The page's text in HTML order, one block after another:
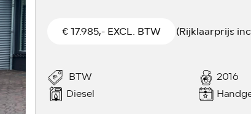
€ 17.985,- EXCL. BTW (Rijklaarprijs
BTW
2016
Diesel